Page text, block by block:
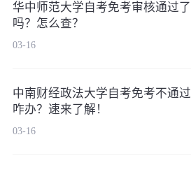
华中师范大学自考免考审核通过了
吗？怎么查？
03-16
中南财经政法大学自考免考不通过
咋办？速来了解！
03-16